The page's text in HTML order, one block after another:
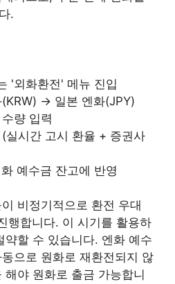
.
'외화환전' 메뉴 진입
→ 일본 엔화(JPY)
량 입력
실시간 고시 환율 + 증권사
예수금 잔고에 반영
비정기적으로 환전 우대
행합니다. 이 시기를 활용하
약할 수 있습니다. 엔화 예수
으로 원화로 재환전되지 않
야 원화로 출금 가능합니